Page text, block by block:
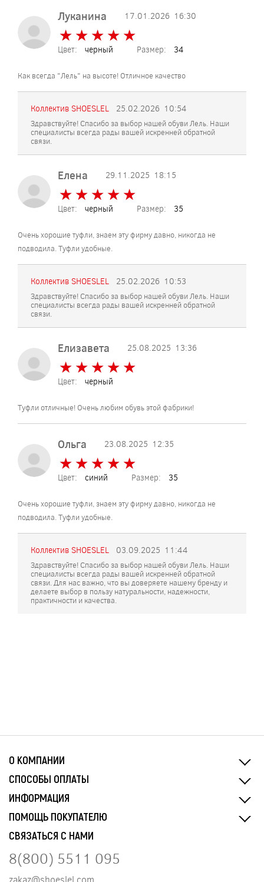
Луканина 17.01.2026 16:30
★ ★ ★ ★ ★
★ ★ ★ ★ ★
Цвет: черный Размер: 34
Как всегда "Лель" на высоте! Отличное качество
Коллектив SHOESLEL 25.02.2026 10:54
Здравствуйте! Спасибо за выбор нашей обуви Лель. Наши
специалисты всегда рады вашей искренней обратной
связи.
Елена 29.11.2025 18:15
★ ★ ★ ★ ★
★ ★ ★ ★ ★
Цвет: черный Размер: 35
Очень хорошие туфли, знаем эту фирму давно, никогда не
подводила. Туфли удобные.
Коллектив SHOESLEL 25.02.2026 10:53
Здравствуйте! Спасибо за выбор нашей обуви Лель. Наши
специалисты всегда рады вашей искренней обратной
связи.
Елизавета 25.08.2025 13:36
★ ★ ★ ★ ★
★ ★ ★ ★ ★
Цвет: черный
Туфли отличные! Очень любим обувь этой фабрики!
Ольга 23.08.2025 12:35
★ ★ ★ ★ ★
★ ★ ★ ★ ★
Цвет: синий Размер: 35
Очень хорошие туфли, знаем эту фирму давно, никогда не
подводила. Туфли удобные.
Коллектив SHOESLEL 03.09.2025 11:44
Здравствуйте! Спасибо за выбор нашей обуви Лель. Наши
специалисты всегда рады вашей искренней обратной
связи. Для нас важно, что вы доверяете нашему бренду и
делаете выбор в пользу натуральности, надежности,
практичности и качества.
О КОМПАНИИ
СПОСОБЫ ОПЛАТЫ
ИНФОРМАЦИЯ
ПОМОЩЬ ПОКУПАТЕЛЮ
СВЯЗАТЬСЯ С НАМИ
8(800) 5511 095
zakaz@shoeslel.com